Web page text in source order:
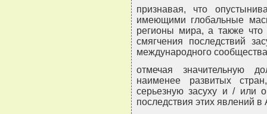
признавая, что
имеющими глобальные
регионы мира, а также
смягчения последствий
международного
отмечая значительную
наименее развитых
серьезную засуху и / или
последствия этих явлений